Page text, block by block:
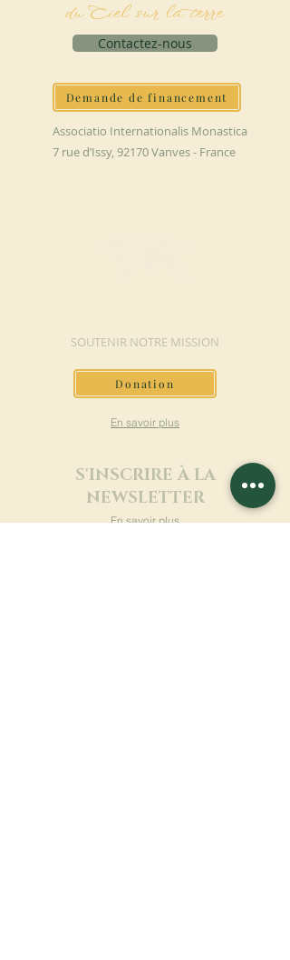
du Ciel sur la terre
Contactez-nous
Demande de financement
Associatio Internationalis Monastica
7 rue d’Issy, 92170 Vanves - France
SOUTENIR NOTRE MISSION
Donation
En savoir plus
S'INSCRIRE À LA
NEWSLETTER
En savoir plus